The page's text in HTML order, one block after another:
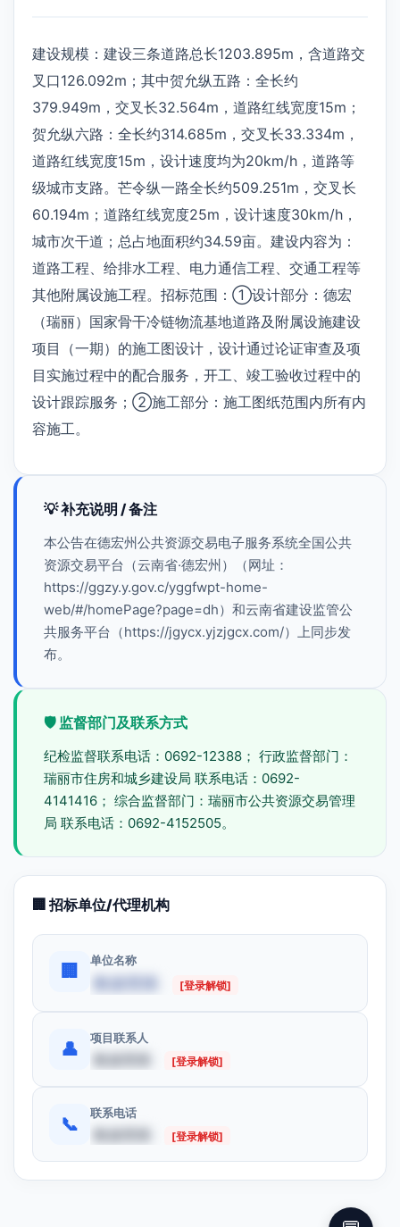
建设规模：建设三条道路总长1203.895m，含道路交
叉口126.092m；其中贺允纵五路：全长约
379.949m，交叉长32.564m，道路红线宽度15m；
贺允纵六路：全长约314.685m，交叉长33.334m，
道路红线宽度15m，设计速度均为20km/h，道路等
级城市支路。芒令纵一路全长约509.251m，交叉长
60.194m；道路红线宽度25m，设计速度30km/h，
城市次干道；总占地面积约34.59亩。建设内容为：
道路工程、给排水工程、电力通信工程、交通工程等
其他附属设施工程。招标范围：①设计部分：德宏
（瑞丽）国家骨干冷链物流基地道路及附属设施建设
项目（一期）的施工图设计，设计通过论证审查及项
目实施过程中的配合服务，开工、竣工验收过程中的
设计跟踪服务；②施工部分：施工图纸范围内所有内
容施工。
💡 补充说明 / 备注
本公告在德宏州公共资源交易电子服务系统全国公共
资源交易平台（云南省·德宏州）（网址：
https://ggzy.y.gov.c/yggfwpt-home-
web/#/homePage?page=dh）和云南省建设监管公
共服务平台（https://jgycx.yjzjgcx.com/）上同步发
布。
🛡️ 监督部门及联系方式
纪检监督联系电话：0692-12388； 行政监督部门：
瑞丽市住房和城乡建设局 联系电话：0692-
4141416； 综合监督部门：瑞丽市公共资源交易管理
局 联系电话：0692-4152505。
🏢 招标单位/代理机构
🏢
单位名称
数据受限 [登录解锁]
👤
项目联系人
数据受限 [登录解锁]
📞
联系电话
数据受限 [登录解锁]